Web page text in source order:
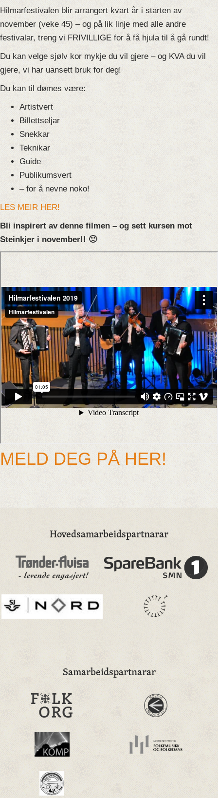
Hilmarfestivalen blir arrangert kvart år i starten av
november (veke 45) – og på lik linje med alle andre
festivalar, treng vi FRIVILLIGE for å få hjula til å gå rundt!
Du kan velge sjølv kor mykje du vil gjere – og KVA du vil
gjere, vi har uansett bruk for deg!
Du kan til dømes være:
Artistvert
Billettseljar
Snekkar
Teknikar
Guide
Publikumsvert
– for å nevne noko!
LES MEIR HER!
Bli inspirert av denne filmen – og sett kursen mot
Steinkjer i november!! 🙂
MELD DEG PÅ HER!
Hovedsamarbeidspartnarar
Samarbeidspartnarar